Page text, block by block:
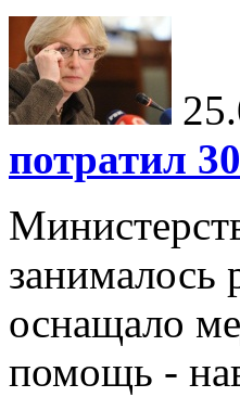
потратил
занималось
оснащало
помощь -